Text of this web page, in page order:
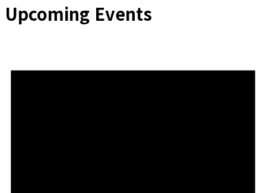
Upcoming Events